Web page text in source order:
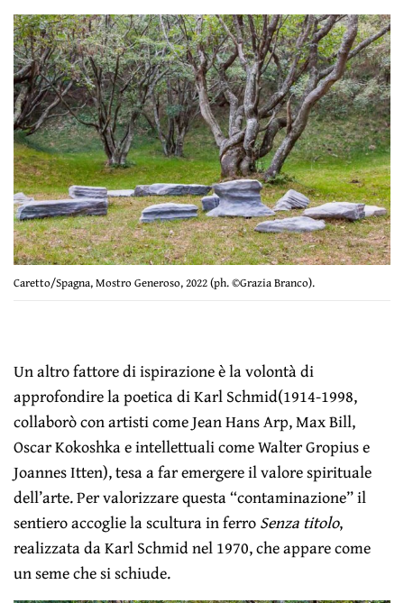
Caretto/Spagna, Mostro Generoso, 2022 (ph. ©Grazia Branco).
Un altro fattore di ispirazione è la volontà di
approfondire la poetica di Karl Schmid(1914-1998,
collaborò con artisti come Jean Hans Arp, Max Bill,
Oscar Kokoshka e intellettuali come Walter Gropius e
Joannes Itten), tesa a far emergere il valore spirituale
dell’arte. Per valorizzare questa “contaminazione” il
sentiero accoglie la scultura in ferroSenza titolo,
realizzata da Karl Schmid nel 1970, che appare come
un seme che si schiude.